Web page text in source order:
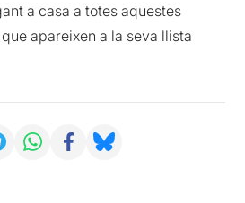
a casa a totes aquestes
apareixen a la seva llista